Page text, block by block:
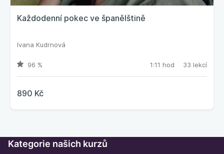
Každodenní pokec ve španělštině
Ivana Kudrnová
96 % 1:11 hod 33 lekcí
890 Kč
Kategorie našich kurzů